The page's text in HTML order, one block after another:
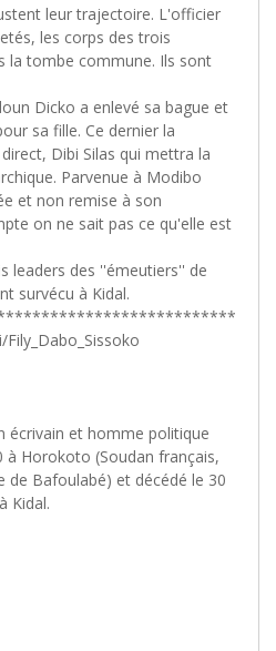
leur trajectoire. L'officier
les corps des trois
la tombe commune. Ils sont
Dicko a enlevé sa bague et
sa fille. Ce dernier la
Dibi Silas qui mettra la
Parvenue à Modibo
et non remise à son
on ne sait pas ce qu'elle est
leaders des ''émeutiers'' de
survécu à Kidal.
écrivain et homme politique
à Horokoto (Soudan français,
de Bafoulabé) et décédé le 30
Kidal.